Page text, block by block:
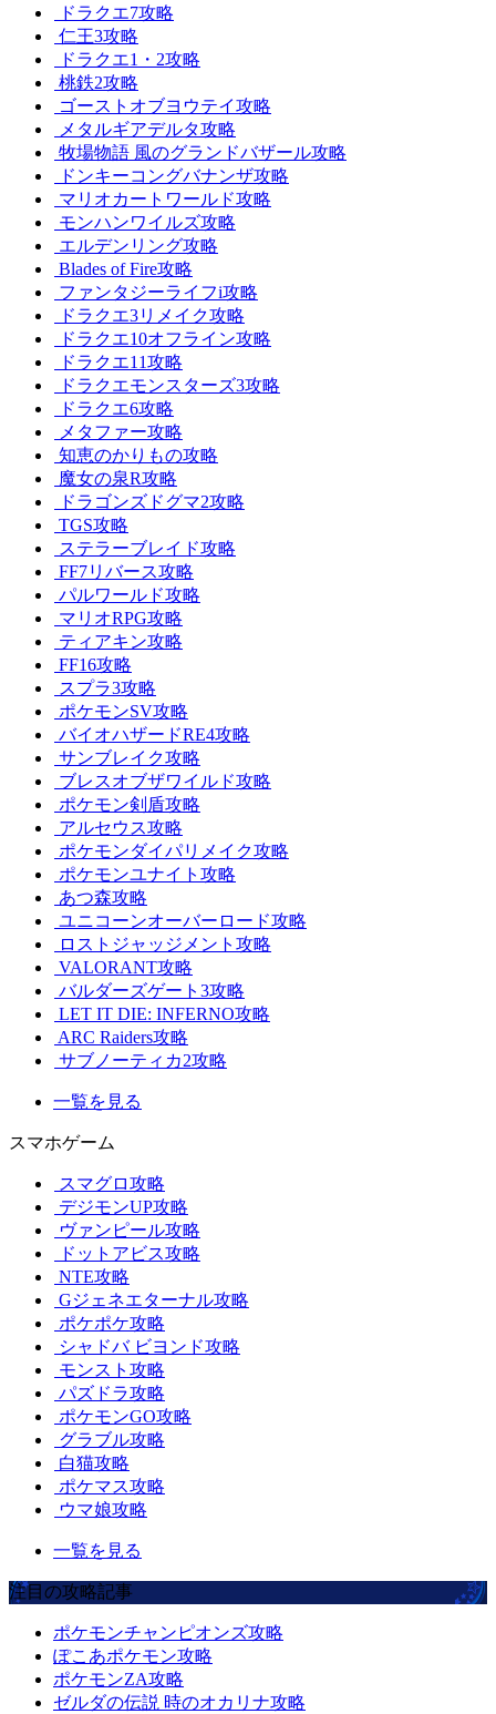
ドラクエ7攻略
仁王3攻略
ドラクエ1・2攻略
桃鉄2攻略
ゴーストオブヨウテイ攻略
メタルギアデルタ攻略
牧場物語 風のグランドバザール攻略
ドンキーコングバナンザ攻略
マリオカートワールド攻略
モンハンワイルズ攻略
エルデンリング攻略
Blades of Fire攻略
ファンタジーライフi攻略
ドラクエ3リメイク攻略
ドラクエ10オフライン攻略
ドラクエ11攻略
ドラクエモンスターズ3攻略
ドラクエ6攻略
メタファー攻略
知恵のかりもの攻略
魔女の泉R攻略
ドラゴンズドグマ2攻略
TGS攻略
ステラーブレイド攻略
FF7リバース攻略
パルワールド攻略
マリオRPG攻略
ティアキン攻略
FF16攻略
スプラ3攻略
ポケモンSV攻略
バイオハザードRE4攻略
サンブレイク攻略
ブレスオブザワイルド攻略
ポケモン剣盾攻略
アルセウス攻略
ポケモンダイパリメイク攻略
ポケモンユナイト攻略
あつ森攻略
ユニコーンオーバーロード攻略
ロストジャッジメント攻略
VALORANT攻略
バルダーズゲート3攻略
LET IT DIE: INFERNO攻略
ARC Raiders攻略
サブノーティカ2攻略
一覧を見る
スマホゲーム
スマグロ攻略
デジモンUP攻略
ヴァンピール攻略
ドットアビス攻略
NTE攻略
Gジェネエターナル攻略
ポケポケ攻略
シャドバ ビヨンド攻略
モンスト攻略
パズドラ攻略
ポケモンGO攻略
グラブル攻略
白猫攻略
ポケマス攻略
ウマ娘攻略
一覧を見る
注目の攻略記事
ポケモンチャンピオンズ攻略
ぽこあポケモン攻略
ポケモンZA攻略
ゼルダの伝説 時のオカリナ攻略